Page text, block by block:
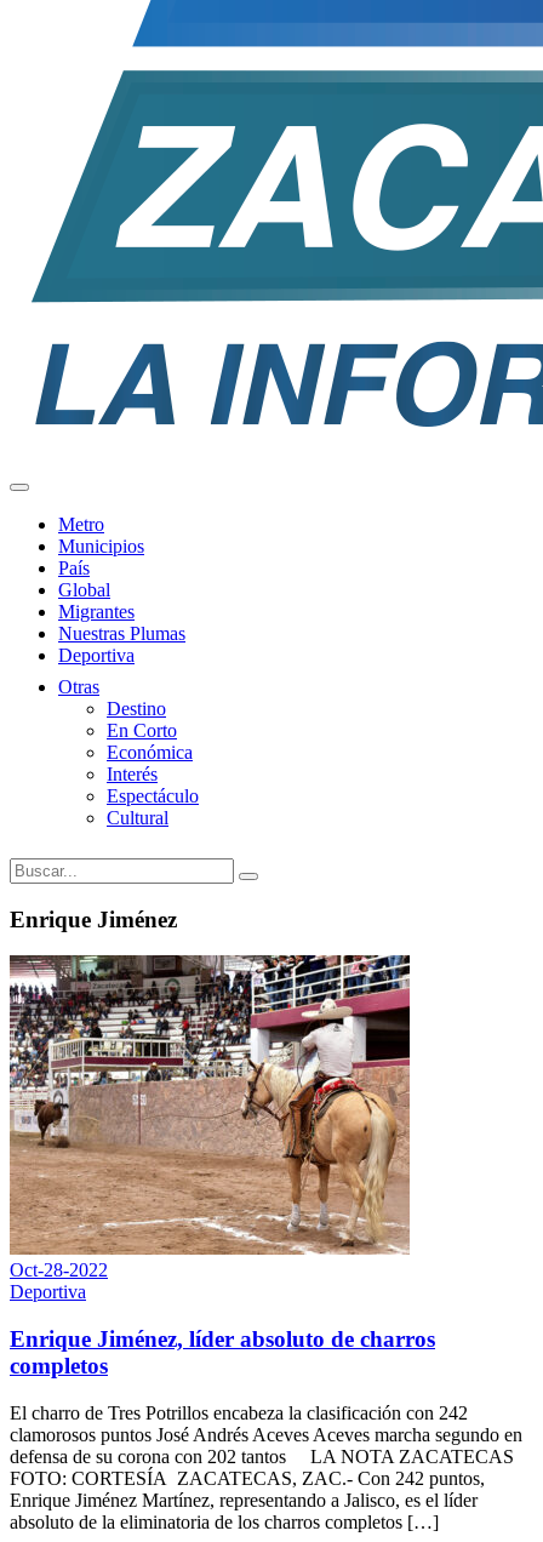
Metro
Municipios
País
Global
Migrantes
Nuestras Plumas
Deportiva
Otras
Destino
En Corto
Económica
Interés
Espectáculo
Cultural
Enrique Jiménez
Oct-28-2022
Deportiva
Enrique Jiménez, líder absoluto de charros
completos
El charro de Tres Potrillos encabeza la clasificación con 242
clamorosos puntos José Andrés Aceves Aceves marcha segundo en
defensa de su corona con 202 tantos LA NOTA ZACATECAS
FOTO: CORTESÍA ZACATECAS, ZAC.- Con 242 puntos,
Enrique Jiménez Martínez, representando a Jalisco, es el líder
absoluto de la eliminatoria de los charros completos […]